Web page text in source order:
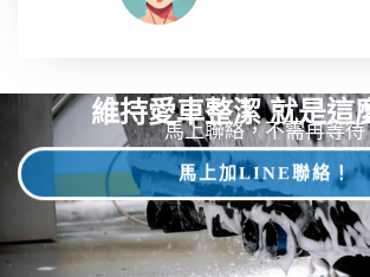
維持愛車整潔 就是這
馬上聯絡，不需再等待
馬上加LINE聯絡！